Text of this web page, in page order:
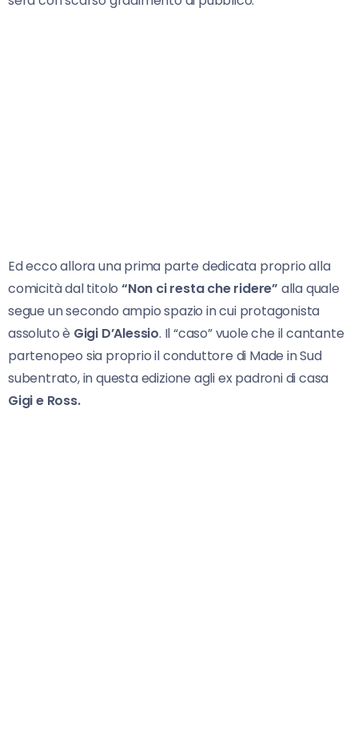
Ed ecco allora una prima parte dedicata proprio alla
comicità dal titolo“Non ci resta che ridere” alla quale
segue un secondo ampio spazio in cui protagonista
assoluto è Gigi D’Alessio. Il “caso” vuole che il cantante
partenopeo sia proprio il conduttore di Made in Sud
subentrato, in questa edizione agli ex padroni di casa
Gigi e Ross.